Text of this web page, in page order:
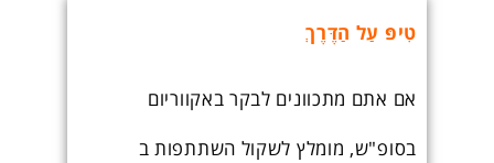
טִיפּ עַל הַדֶּרֶךְ
אם אתם מתכוונים לבקר באקווריום
בסופ"ש, מומלץ לשקול השתתפות ב